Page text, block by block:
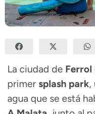
La ciudad de Ferrol
primer splash park,
agua que se está